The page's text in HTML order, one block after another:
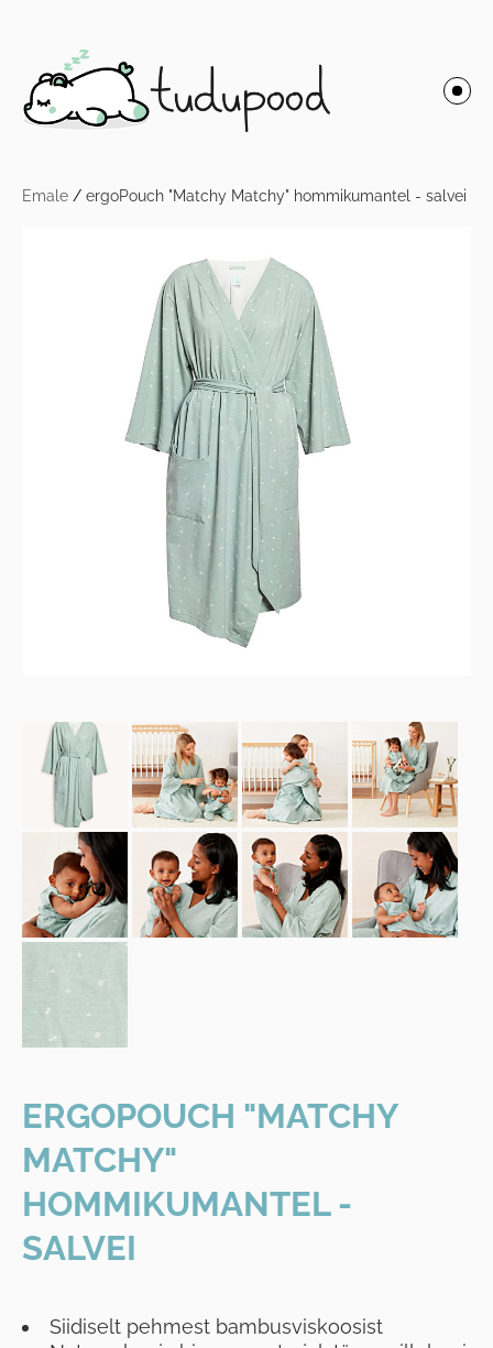
Emale / ergoPouch "Matchy Matchy" hommikumantel - salvei
ERGOPOUCH "MATCHY
MATCHY"
HOMMIKUMANTEL -
SALVEI
Siidiselt pehmest bambusviskoosist